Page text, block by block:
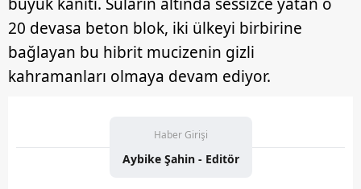
20 devasa beton blok, iki ülkeyi birbirine
bağlayan bu hibrit mucizenin gizli
kahramanları olmaya devam ediyor.
Haber Girişi
Aybike Şahin - Editör